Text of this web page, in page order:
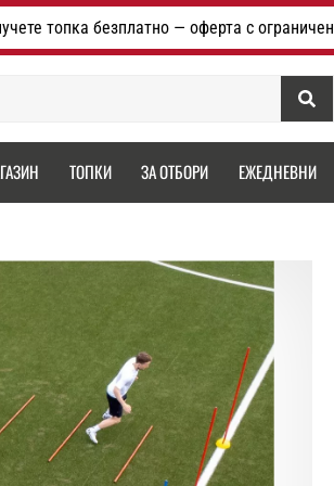
топка безплатно — оферта с
Търсене
ТОПКИ ЗА ОТБОРИ ЕЖЕДНЕВНИ